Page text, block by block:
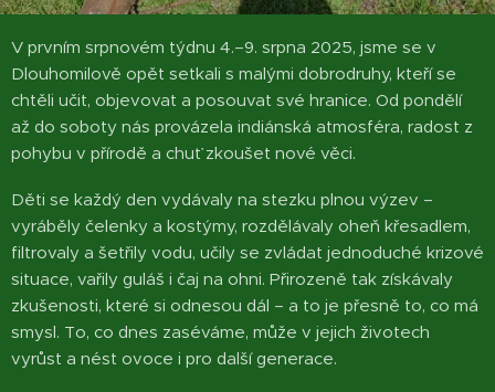
V prvním srpnovém týdnu 4.–9. srpna 2025, jsme se v
Dlouhomilově opět setkali s malými dobrodruhy, kteří se
chtěli učit, objevovat a posouvat své hranice. Od pondělí
až do soboty nás provázela indiánská atmosféra, radost z
pohybu v přírodě a chuť zkoušet nové věci.
Děti se každý den vydávaly na stezku plnou výzev –
vyráběly čelenky a kostýmy, rozdělávaly oheň křesadlem,
filtrovaly a šetřily vodu, učily se zvládat jednoduché krizové
situace, vařily guláš i čaj na ohni. Přirozeně tak získávaly
zkušenosti, které si odnesou dál – a to je přesně to, co má
smysl. To, co dnes zaséváme, může v jejich životech
vyrůst a nést ovoce i pro další generace.